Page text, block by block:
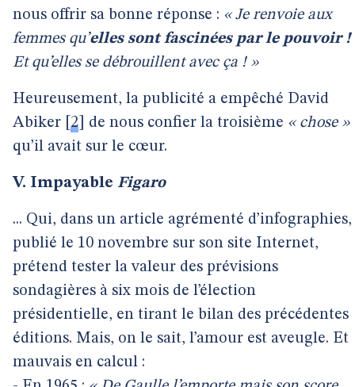
nous offrir sa bonne réponse : « Je renvoie aux
femmes qu’elles sont fascinées par le pouvoir !
Et qu’elles se débrouillent avec ça ! »
Heureusement, la publicité a empêché David
Abiker 2 de nous confier la troisième « chose »
qu’il avait sur le cœur.
V. Impayable Figaro
... Qui, dans un article agrémenté d’infographies,
publié le 10 novembre sur son site Internet,
prétend tester la valeur des prévisions
sondagières à six mois de l’élection
présidentielle, en tirant le bilan des précédentes
éditions. Mais, on le sait, l’amour est aveugle. Et
mauvais en calcul :